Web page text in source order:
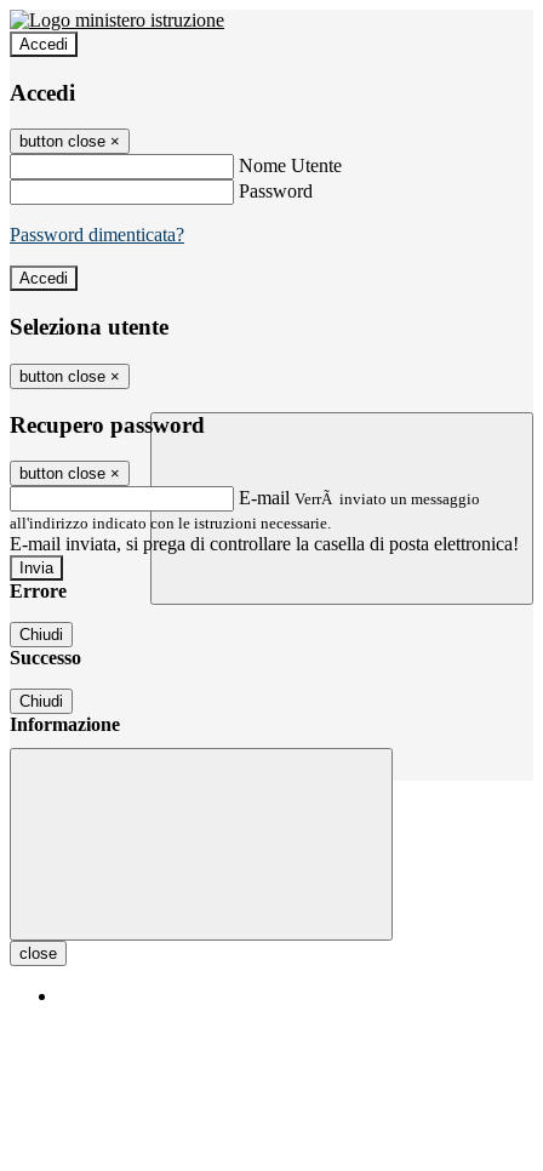
Accedi
Accedi
button close ×
Nome Utente
Password
Password dimenticata?
Seleziona utente
button close ×
Recupero password
button close ×
E-mail VerrÃ inviato un messaggio
all'indirizzo indicato con le istruzioni necessarie.
E-mail inviata, si prega di controllare la casella di posta elettronica!
Errore
Chiudi
Successo
Chiudi
Informazione
close